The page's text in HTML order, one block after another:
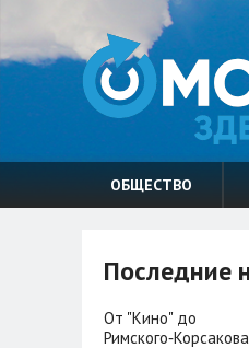
ОБЩЕСТВО
Последние
От "Кино" до